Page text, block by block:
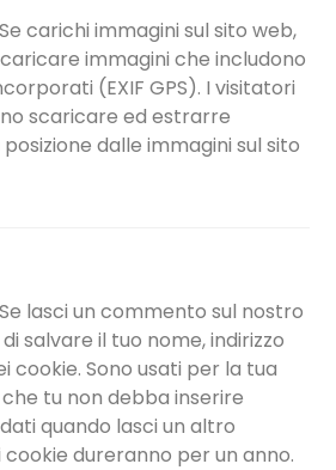
Se carichi immagini sul sito web,
immagini che includono
(EXIF GPS). I visitatori
scaricare ed estrarre
dalle immagini sul sito
Se lasci un commento sul nostro
salvare il tuo nome, indirizzo
cookie. Sono usati per la tua
tu non debba inserire
quando lasci un altro
dureranno per un anno.